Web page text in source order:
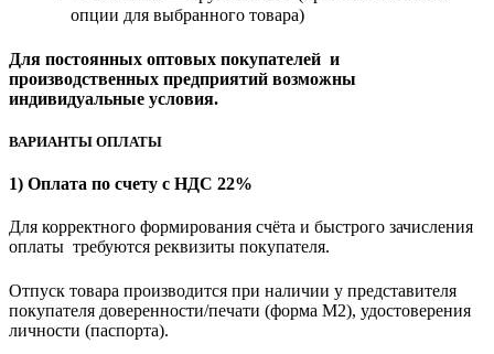
опции для выбранного товара)
Для постоянных оптовых покупателей и
производственных предприятий возможны
индивидуальные условия.
ВАРИАНТЫ ОПЛАТЫ
1) Оплата по счету с НДС 22%
Для корректного формирования счёта и быстрого зачисления
оплаты требуются реквизиты покупателя.
Отпуск товара производится при наличии у представителя
покупателя доверенности/печати (форма M2), удостоверения
личности (паспорта).